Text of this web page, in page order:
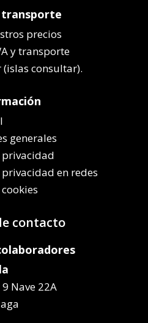
transporte
precios
y transporte
consultar).
generales
en redes
contacto
Nave 22A